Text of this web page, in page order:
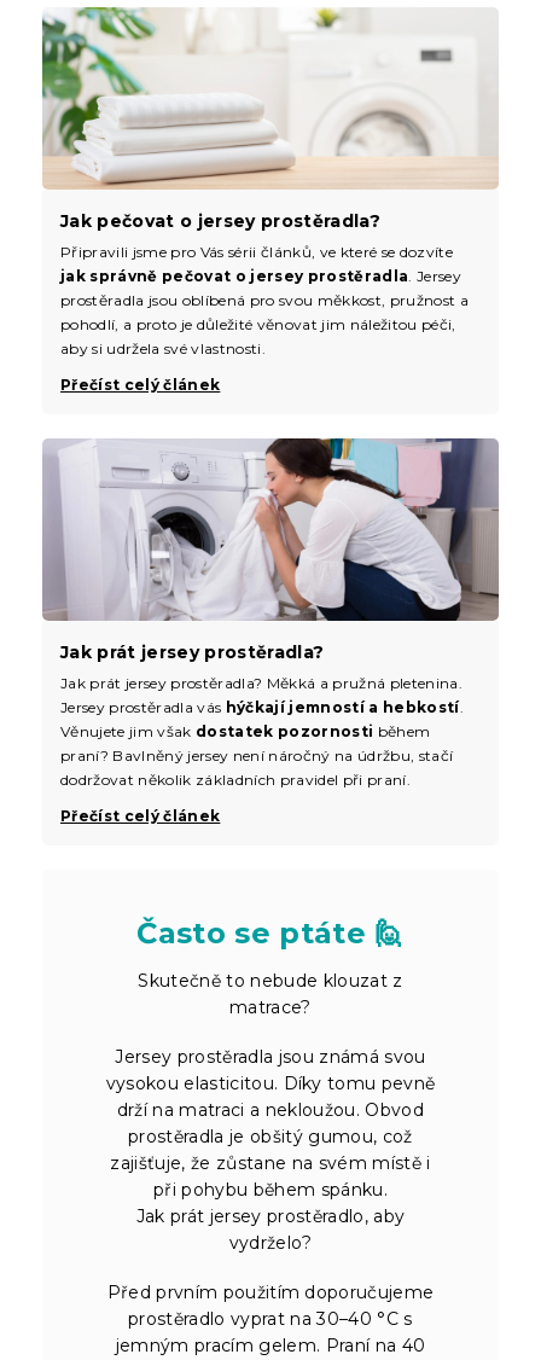
Jak prát jersey prostěradla?
Jak prát jersey prostěradla? Měkká a pružná pletenina.
Jersey prostěradla vás hýčkají jemností a hebkostí.
Věnujete jim však dostatek pozornosti během
praní? Bavlněný jersey není náročný na údržbu, stačí
dodržovat několik základních pravidel při praní.
Přečíst celý článek
Jak pečovat o jersey prostěradla?
Připravili jsme pro Vás sérii článků, ve které se dozvíte
jak správně pečovat o jersey prostěradla . Jersey
prostěradla jsou oblíbená pro svou měkkost, pružnost a
pohodlí, a proto je důležité věnovat jim náležitou péči,
aby si udržela své vlastnosti.
Přečíst celý článek
Často se ptáte 🙋
Skutečně to nebude klouzat z
matrace?
Jersey prostěradla jsou známá svou
vysokou elasticitou. Díky tomu pevně
drží na matraci a nekloužou. Obvod
prostěradla je obšitý gumou, což
zajišťuje, že zůstane na svém místě i
při pohybu během spánku.
Jak prát jersey prostěradlo, aby
vydrželo?
Před prvním použitím doporučujeme
prostěradlo vyprat na 30–40 °C s
jemným pracím gelem. Praní na 40